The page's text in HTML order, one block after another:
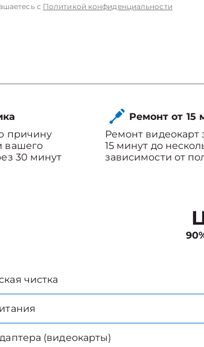
с Политикой конфиденциальности
причину
вашего
30 минут
Ремонт от 15
Ремонт видеокарт
15 минут до
зависимости от
чистка
(видеокарты)